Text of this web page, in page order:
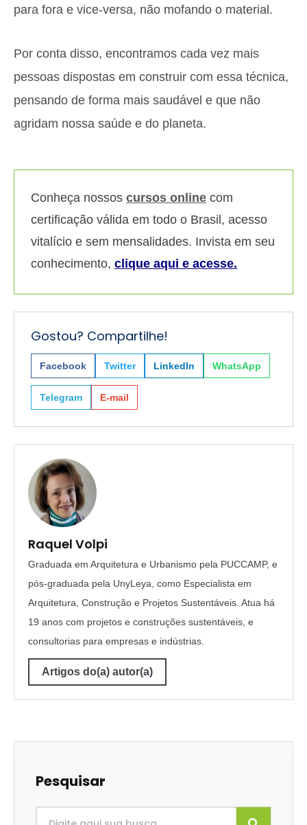
para fora e vice-versa, não mofando o material.
Por conta disso, encontramos cada vez mais
pessoas dispostas em construir com essa técnica,
pensando de forma mais saudável e que não
agridam nossa saúde e do planeta.
Conheça nossos cursos online com
certificação válida em todo o Brasil, acesso
vitalício e sem mensalidades. Invista em seu
conhecimento, clique aqui e acesse.
Gostou? Compartilhe!
Facebook Twitter LinkedIn WhatsApp
Telegram E-mail
Raquel Volpi
Graduada em Arquitetura e Urbanismo pela PUCCAMP, e
pós-graduada pela UnyLeya, como Especialista em
Arquitetura, Construção e Projetos Sustentáveis. Atua há
19 anos com projetos e construções sustentáveis, e
consultorias para empresas e indústrias.
Artigos do(a) autor(a)
Pesquisar